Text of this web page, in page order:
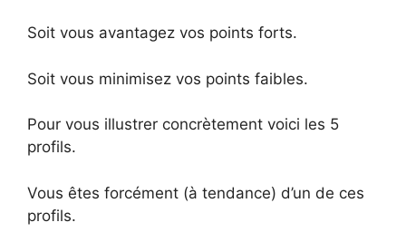
Soit vous avantagez vos points forts.
Soit vous minimisez vos points faibles.
Pour vous illustrer concrètement voici les 5
profils.
Vous êtes forcément (à tendance) d’un de ces
profils.